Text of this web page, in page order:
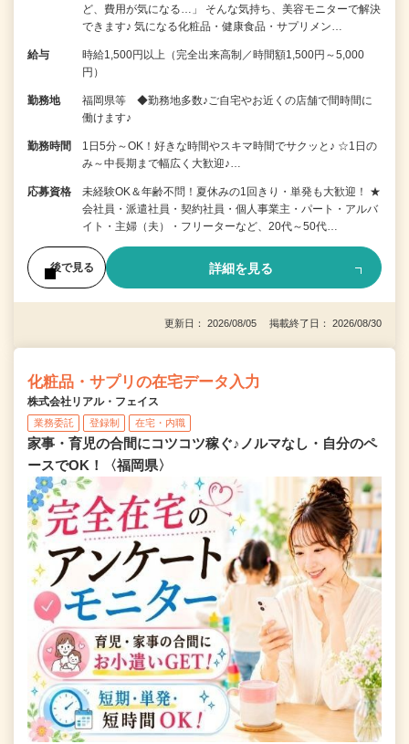
ど、費用が気になる…」 そんな気持ち、美容モニターで解決
できます♪ 気になる化粧品・健康食品・サプリメン…
給与
時給1,500円以上（完全出来高制／時間額1,500円～5,000
円）
勤務地
福岡県等 ◆勤務地多数♪ご自宅やお近くの店舗で間時間に
働けます♪
勤務時間
1日5分～OK！好きな時間やスキマ時間でサクッと♪ ☆1日の
み～中長期まで幅広く大歓迎♪…
応募資格
未経験OK＆年齢不問！夏休みの1回きり・単発も大歓迎！ ★
会社員・派遣社員・契約社員・個人事業主・パート・アルバ
イト・主婦（夫）・フリーターなど、20代～50代…
後で見る 詳細を見る
更新日： 2026/08/05 掲載終了日： 2026/08/30
化粧品・サプリの在宅データ入力
株式会社リアル・フェイス
業務委託 登録制 在宅・内職
家事・育児の合間にコツコツ稼ぐ♪ノルマなし・自分のペ
ースでOK！〈福岡県〉